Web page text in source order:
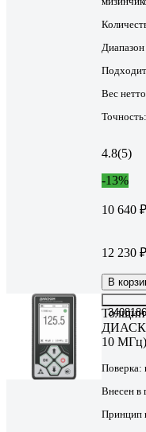
Вес
Точность:
4.8(5)
-13%
10 640 ₽
12 230 ₽
В
10
Поверка:
Внесен в
Принцип